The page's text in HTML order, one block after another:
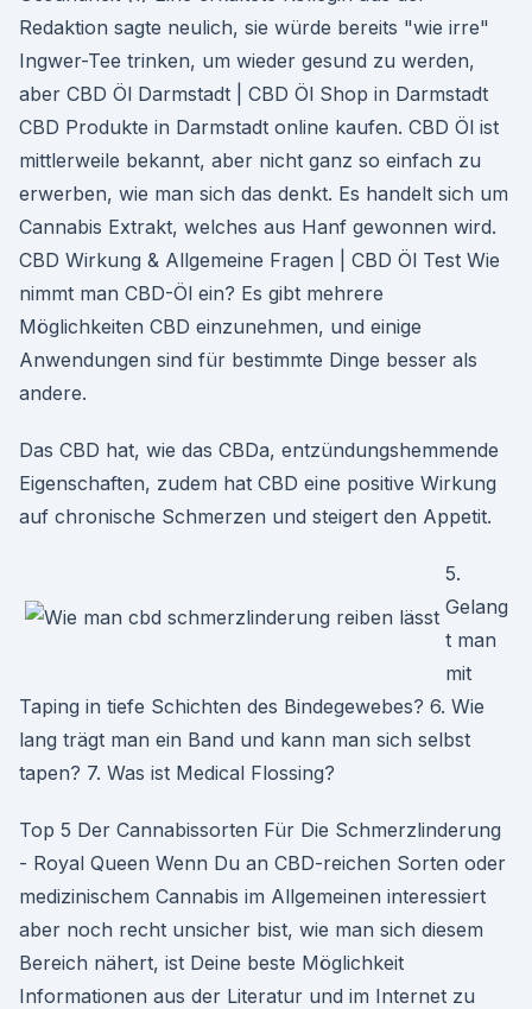
Redaktion sagte neulich, sie würde bereits "wie irre"
Ingwer-Tee trinken, um wieder gesund zu werden,
aber CBD Öl Darmstadt | CBD Öl Shop in Darmstadt
CBD Produkte in Darmstadt online kaufen. CBD Öl ist
mittlerweile bekannt, aber nicht ganz so einfach zu
erwerben, wie man sich das denkt. Es handelt sich um
Cannabis Extrakt, welches aus Hanf gewonnen wird.
CBD Wirkung & Allgemeine Fragen | CBD Öl Test Wie
nimmt man CBD-Öl ein? Es gibt mehrere
Möglichkeiten CBD einzunehmen, und einige
Anwendungen sind für bestimmte Dinge besser als
andere.
Das CBD hat, wie das CBDa, entzündungshemmende
Eigenschaften, zudem hat CBD eine positive Wirkung
auf chronische Schmerzen und steigert den Appetit.
5.
Gelang
t man
mit
Taping in tiefe Schichten des Bindegewebes? 6. Wie
lang trägt man ein Band und kann man sich selbst
tapen? 7. Was ist Medical Flossing?
Top 5 Der Cannabissorten Für Die Schmerzlinderung
- Royal Queen Wenn Du an CBD-reichen Sorten oder
medizinischem Cannabis im Allgemeinen interessiert
aber noch recht unsicher bist, wie man sich diesem
Bereich nähert, ist Deine beste Möglichkeit
Informationen aus der Literatur und im Internet zu